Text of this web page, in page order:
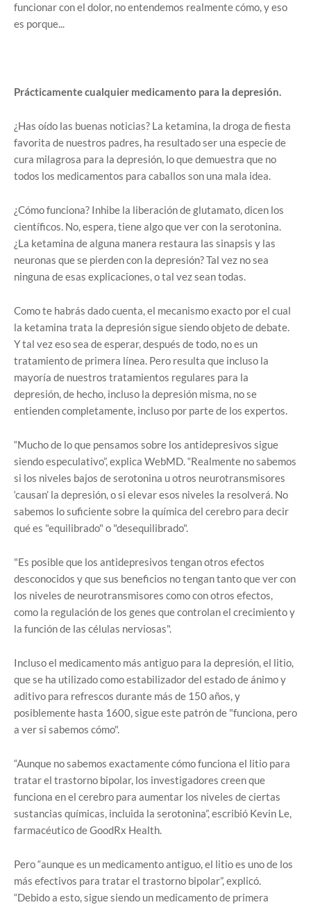
funcionar con el dolor, no entendemos realmente cómo, y eso
es porque...
Prácticamente cualquier medicamento para la depresión.
¿Has oído las buenas noticias? La ketamina, la droga de fiesta
favorita de nuestros padres, ha resultado ser una especie de
cura milagrosa para la depresión, lo que demuestra que no
todos los medicamentos para caballos son una mala idea.
¿Cómo funciona? Inhibe la liberación de glutamato, dicen los
científicos. No, espera, tiene algo que ver con la serotonina.
¿La ketamina de alguna manera restaura las sinapsis y las
neuronas que se pierden con la depresión? Tal vez no sea
ninguna de esas explicaciones, o tal vez sean todas.
Como te habrás dado cuenta, el mecanismo exacto por el cual
la ketamina trata la depresión sigue siendo objeto de debate.
Y tal vez eso sea de esperar, después de todo, no es un
tratamiento de primera línea. Pero resulta que incluso la
mayoría de nuestros tratamientos regulares para la
depresión, de hecho, incluso la depresión misma, no se
entienden completamente, incluso por parte de los expertos.
“Mucho de lo que pensamos sobre los antidepresivos sigue
siendo especulativo”, explica WebMD. “Realmente no sabemos
si los niveles bajos de serotonina u otros neurotransmisores
‘causan’ la depresión, o si elevar esos niveles la resolverá. No
sabemos lo suficiente sobre la química del cerebro para decir
qué es "equilibrado" o "desequilibrado".
"Es posible que los antidepresivos tengan otros efectos
desconocidos y que sus beneficios no tengan tanto que ver con
los niveles de neurotransmisores como con otros efectos,
como la regulación de los genes que controlan el crecimiento y
la función de las células nerviosas".
Incluso el medicamento más antiguo para la depresión, el litio,
que se ha utilizado como estabilizador del estado de ánimo y
aditivo para refrescos durante más de 150 años, y
posiblemente hasta 1600, sigue este patrón de "funciona, pero
a ver si sabemos cómo".
“Aunque no sabemos exactamente cómo funciona el litio para
tratar el trastorno bipolar, los investigadores creen que
funciona en el cerebro para aumentar los niveles de ciertas
sustancias químicas, incluida la serotonina”, escribió Kevin Le,
farmacéutico de GoodRx Health.
Pero “aunque es un medicamento antiguo, el litio es uno de los
más efectivos para tratar el trastorno bipolar”, explicó.
“Debido a esto, sigue siendo un medicamento de primera